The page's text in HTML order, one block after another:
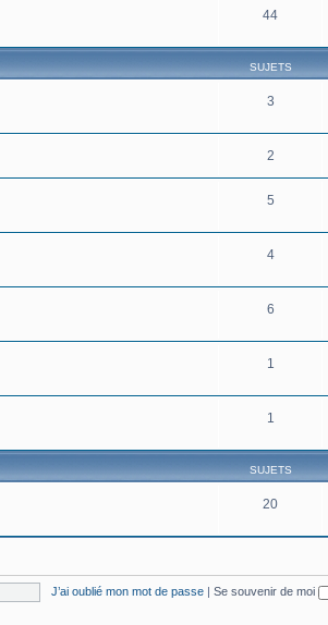
44
SUJETS
3
2
5
4
6
1
1
SUJETS
20
J’ai oublié mon mot de passe | Se souvenir de moi